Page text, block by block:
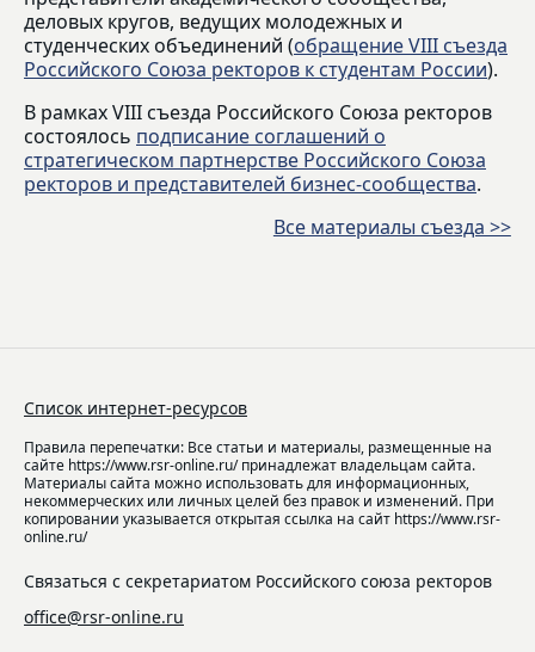
деловых кругов, ведущих молодежных и
студенческих объединений (обращение VIII съезда
Российского Союза ректоров к студентам России).
В рамках VIII съезда Российского Союза ректоров
состоялось подписание соглашений о
стратегическом партнерстве Российского Союза
ректоров и представителей бизнес-сообщества.
Все материалы съезда >>
Список интернет-ресурсов
Правила перепечатки: Все статьи и материалы, размещенные на
сайте https://www.rsr-online.ru/ принадлежат владельцам сайта.
Материалы сайта можно использовать для информационных,
некоммерческих или личных целей без правок и изменений. При
копировании указывается открытая ссылка на сайт https://www.rsr-
online.ru/
Связаться с секретариатом Российского союза ректоров
office@rsr-online.ru